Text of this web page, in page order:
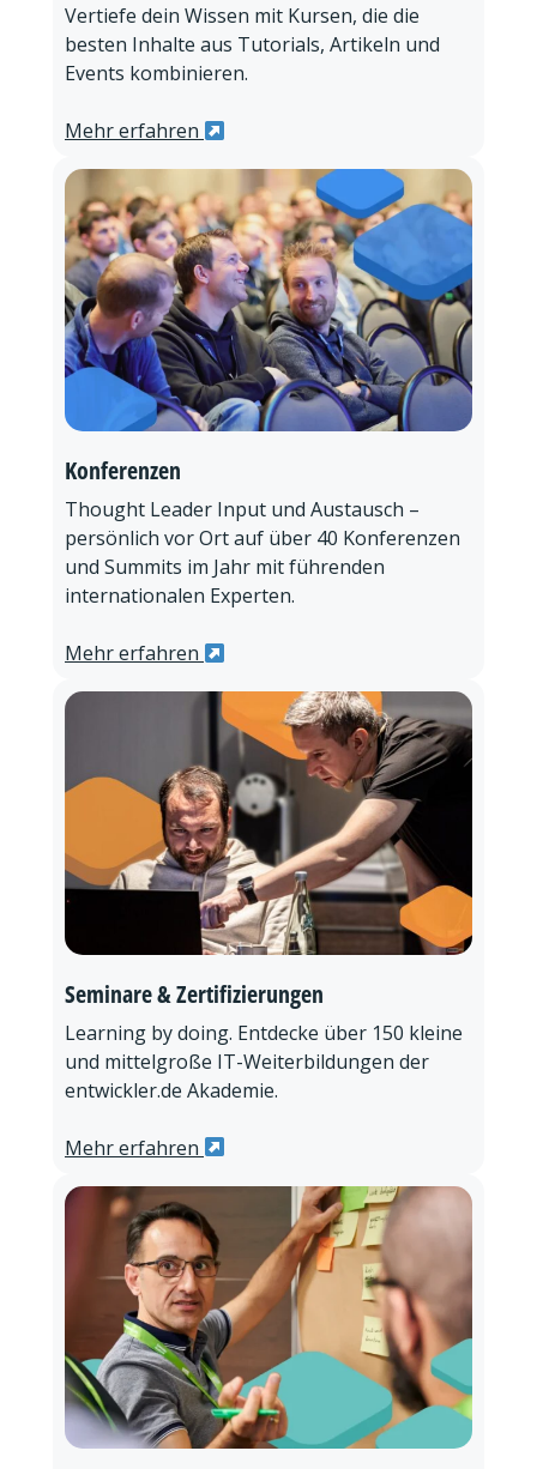
Vertiefe dein Wissen mit Kursen, die die
besten Inhalte aus Tutorials, Artikeln und
Events kombinieren.
Mehr erfahren
Konferenzen
Thought Leader Input und Austausch –
persönlich vor Ort auf über 40 Konferenzen
und Summits im Jahr mit führenden
internationalen Experten.
Mehr erfahren
Seminare & Zertifizierungen
Learning by doing. Entdecke über 150 kleine
und mittelgroße IT-Weiterbildungen der
entwickler.de Akademie.
Mehr erfahren